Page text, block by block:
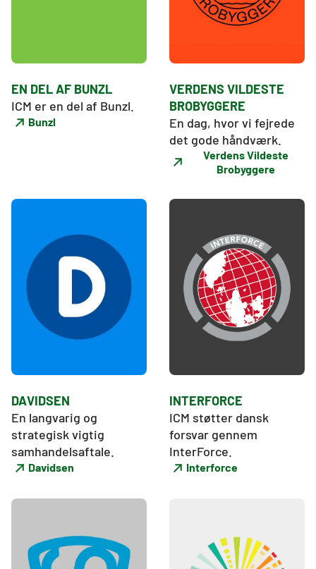
EN DEL AF BUNZL
ICM er en del af Bunzl.
Bunzl
VERDENS VILDESTE
BROBYGGERE
En dag, hvor vi fejrede
det gode håndværk.
Verdens Vildeste
Brobyggere
DAVIDSEN
En langvarig og
strategisk vigtig
samhandelsaftale.
Davidsen
INTERFORCE
ICM støtter dansk
forsvar ​​​​​​​gennem
InterForce.
Interforce